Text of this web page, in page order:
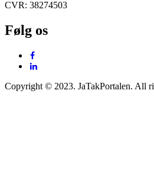
CVR: 38274503
Følg os
Copyright © 2023. JaTakPortalen. All